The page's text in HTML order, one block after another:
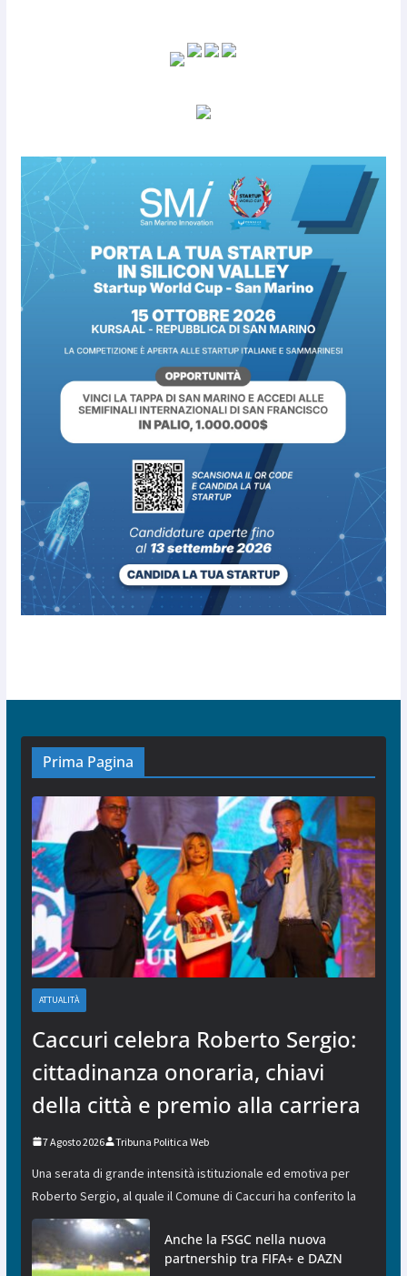
Prima Pagina
ATTUALITÀ
Caccuri celebra Roberto Sergio:
cittadinanza onoraria, chiavi
della città e premio alla carriera
7 Agosto 2026 Tribuna Politica Web
Una serata di grande intensità istituzionale ed emotiva per
Roberto Sergio, al quale il Comune di Caccuri ha conferito la
Anche la FSGC nella nuova
partnership tra FIFA+ e DAZN